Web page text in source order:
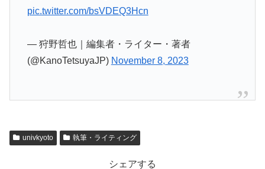
pic.twitter.com/bsVDEQ3Hcn
— 狩野哲也｜編集者・ライター・著者
(@KanoTetsuyaJP) November 8, 2023
univkyoto 執筆・ライティング
シェアする